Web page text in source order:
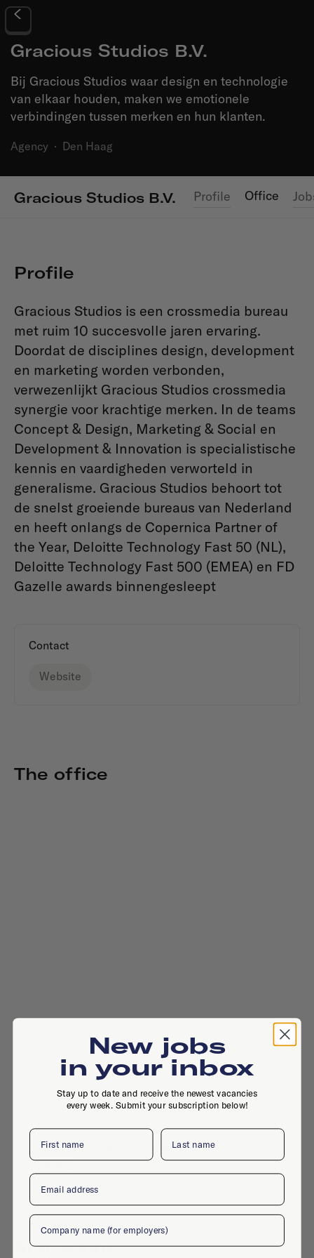
Gracious Studios B.V.
Bij Gracious Studios waar design en technologie
van elkaar houden, maken we emotionele
verbindingen tussen merken en hun klanten.
Agency · Den Haag
Gracious Studios B.V. Profile Office
Profile
Gracious Studios is een crossmedia bureau
met ruim 10 succesvolle jaren ervaring.
Doordat de disciplines design, development
en marketing worden verbonden,
verwezenlijkt Gracious Studios crossmedia
synergie voor krachtige merken. In de teams
Concept & Design, Marketing & Social en
Development & Innovation is specialistische
kennis en vaardigheden verworteld in
generalisme. Gracious Studios behoort tot
de snelst groeiende bureaus van Nederland
en heeft onlangs de Copernica Partner of
the Year, Deloitte Technology Fast 50 (NL),
Deloitte Technology Fast 500 (EMEA) en FD
Gazelle awards binnengesleept
Contact
Website
The office
Laan van Waalhaven 464, 2497 GR, Den
Haag
Active jobs
New jobs
in your inbox
Stay up to date and receive the newest vacancies
every week. Submit your subscription below!
First name Last name
Email
Company